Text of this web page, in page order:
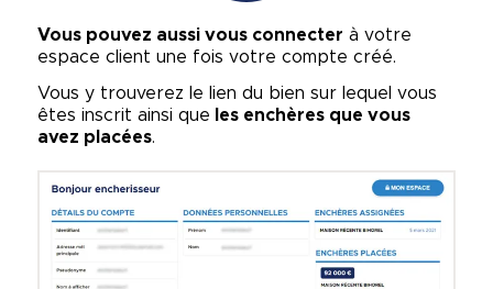
Vous pouvez aussi vous connecter à votre
espace client une fois votre compte créé.
Vous y trouverez le lien du bien sur lequel vous
êtes inscrit ainsi que les enchères que vous
avez placées.